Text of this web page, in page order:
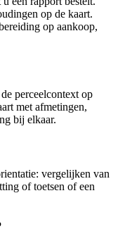
op de kaart.
op aankoop,
perceelcontext op
met afmetingen,
bij elkaar.
vergelijken van
of toetsen of een